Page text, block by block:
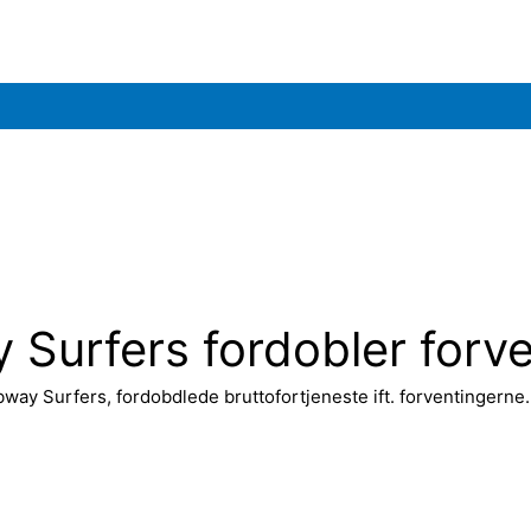
Surfers fordobler
Surfers, fordobdlede bruttofortjeneste ift. forventingerne.